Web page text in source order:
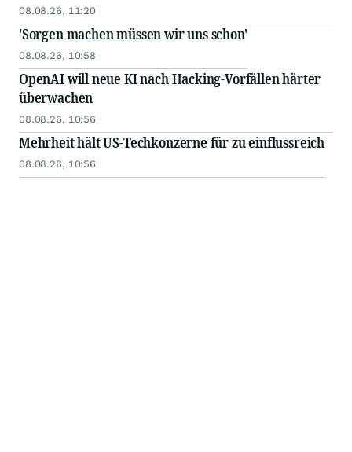
08.08.26, 11:20
'Sorgen machen müssen wir uns schon'
08.08.26, 10:58
OpenAI will neue KI nach Hacking-Vorfällen härter
überwachen
08.08.26, 10:56
Mehrheit hält US-Techkonzerne für zu einflussreich
08.08.26, 10:56